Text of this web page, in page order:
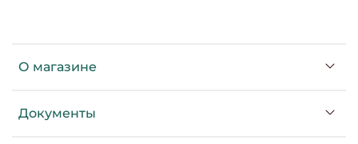
О магазине
Документы